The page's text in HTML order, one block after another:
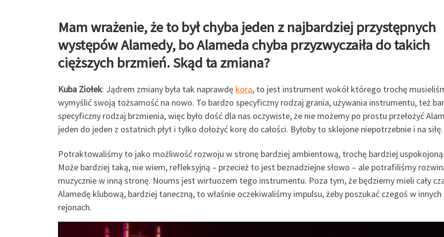
Mam wrażenie, że to był chyba jeden z najbardziej przystępnych
występów Alamedy, bo Alameda chyba przyzwyczaiła do takich
cięższych brzmień. Skąd ta zmiana?
Kuba Ziołek: Jądrem zmiany była tak naprawdę kora, to jest instrument wokół którego trochę
wymyślić swoją tożsamość na nowo. To bardzo specyficzny rodzaj grania, używania instrumentu, też
specyficzny rodzaj brzmienia, więc było dość dla nas oczywiste, że nie możemy po prostu przełożyć
jeden do jeden z ostatnich płyt i tylko dołożyć korę do całości. Byłoby to sklejone niepotrzebnie i na siłę.
Potraktowaliśmy to jako możliwość rozwoju w stronę bardziej ambientową, trochę bardziej
Może bardziej taką, nie wiem, refleksyjną – przecież to jest beznadziejne słowo – ale potrafiliśmy
muzycznie w inną stronę. Noums jest wirtuozem tego instrumentu. Poza tym, że będziemy mieli cały
Alamedę klubową, bardziej taneczną, to właśnie oczekiwaliśmy impulsu, żeby poszukać czegoś w innych
rejonach.